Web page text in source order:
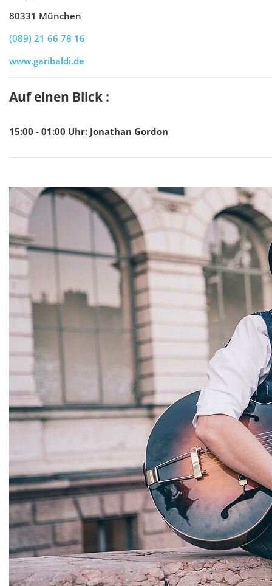
80331 München
(089) 21 66 78 16
www.garibaldi.de
Auf einen Blick :
15:00 - 01:00 Uhr: Jonathan Gordon